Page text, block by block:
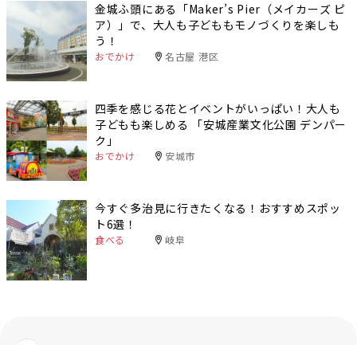
金城ふ頭にある「Maker’s Pier（メイカーズ ピ
ア）」で、大人も子どももモノづくりを楽しも
う！
おでかけ 名古屋 港区
四季を感じる花とイベントがいっぱい！大人も
子どもも楽しめる 「安城産業文化公園 デンパー
ク」
おでかけ 安城市
今すぐ多治見に行きたくなる！おすすめスポッ
ト6選！
食べる 岐阜